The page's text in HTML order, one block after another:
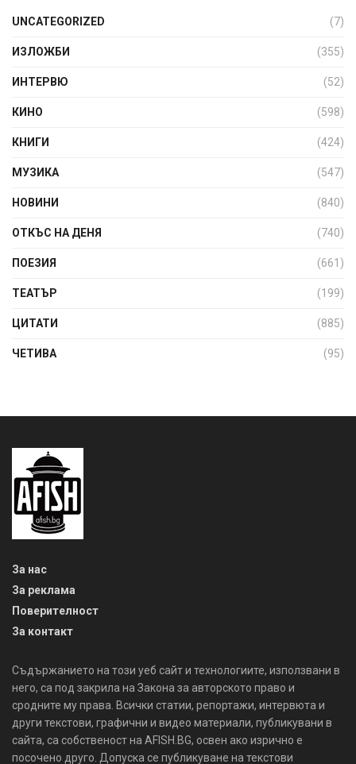
UNCATEGORIZED (7)
ИЗЛОЖБИ (355)
ИНТЕРВЮ (52)
КИНО (598)
КНИГИ (424)
МУЗИКА (547)
НОВИНИ (840)
ОТКЪС НА ДЕНЯ (740)
ПОЕЗИЯ (661)
ТЕАТЪР (199)
ЦИТАТИ (885)
ЧЕТИВА (95)
За нас
За реклама
Поверителност
За контакт
Съдържанието на този уеб сайт и технологиите, използвани в
него, са под закрила на Закона за авторското право и
сродните му права. Всички статии, репортажи, интервюта и
други текстови, графични и видео материали, публикувани в
сайта, са собственост на AFISH.BG, освен ако изрично е
посочено друго. Допуска се публикуване на текстови